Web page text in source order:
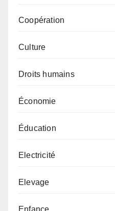
Coopération
Culture
Droits humains
Économie
Éducation
Electricité
Elevage